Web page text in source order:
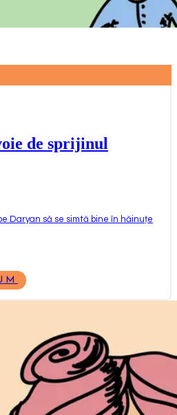
de sprijinul
Daryan să se simtă bine în hăinuțe